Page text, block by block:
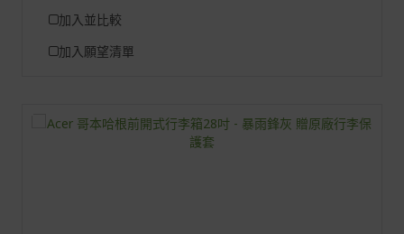
加入並比較
加入願望清單